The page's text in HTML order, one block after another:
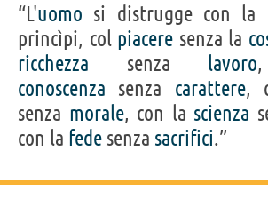
“L'uomo si distrugge con la
princìpi, col piacere senza la
ricchezza senza lavoro
conoscenza senza carattere,
senza morale, con la scienza
con la fede senza sacrifici.”